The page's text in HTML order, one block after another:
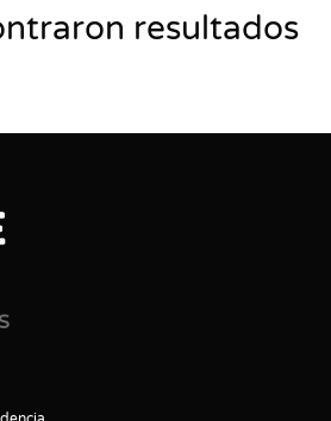
resultados